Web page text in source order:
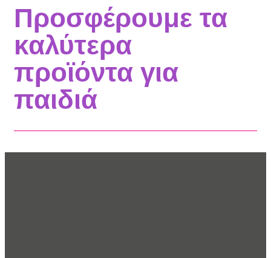
Προσφέρουμε τα
καλύτερα
προϊόντα για
παιδιά